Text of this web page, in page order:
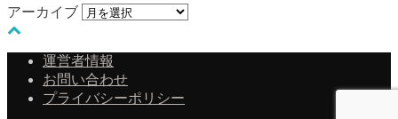
アーカイブ
運営者情報
お問い合わせ
プライバシーポリシー